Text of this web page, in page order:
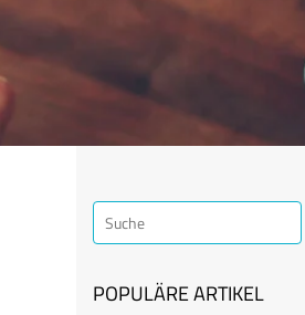
POPULÄRE ARTIKEL